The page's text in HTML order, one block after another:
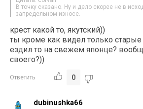
В точку сказано. Ну и дело скорее не в
запредельном износе.
крест какой то, якутский))
ты кроме как видел только
ездил то на свежем японце?
своего?))
Ответить 0
dubinushka66